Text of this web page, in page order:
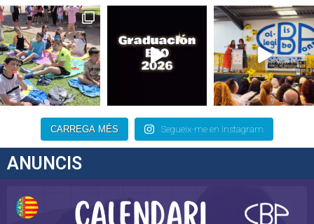
CARREGA MÉS Segueix-me en Instagram
ANUNCIS